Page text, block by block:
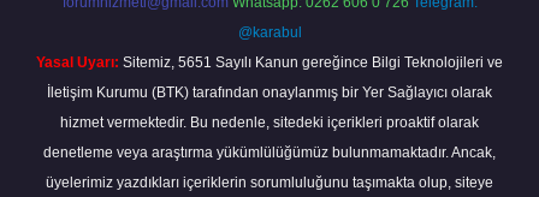
@karabul
Yasal Uyarı: Sitemiz, 5651 Sayılı Kanun gereğince Bilgi Teknolojileri ve
İletişim Kurumu (BTK) tarafından onaylanmış bir Yer Sağlayıcı olarak
hizmet vermektedir. Bu nedenle, sitedeki içerikleri proaktif olarak
denetleme veya araştırma yükümlülüğümüz bulunmamaktadır. Ancak,
üyelerimiz yazdıkları içeriklerin sorumluluğunu taşımakta olup, siteye